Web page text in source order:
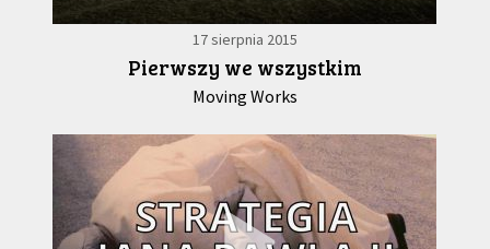
17 sierpnia 2015
Pierwszy we wszystkim
Moving Works